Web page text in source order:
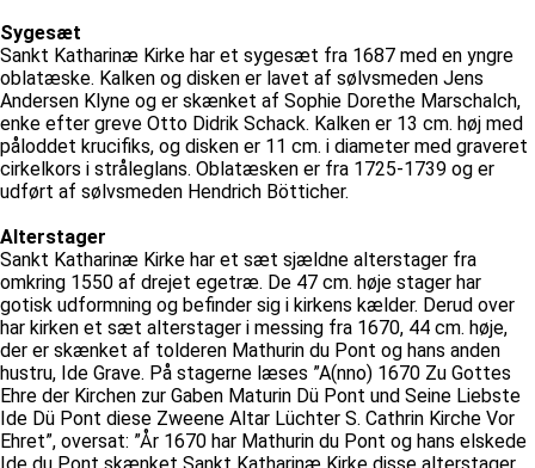
Sygesæt
Sankt Katharinæ Kirke har et sygesæt fra 1687 med en yngre
oblatæske. Kalken og disken er lavet af sølvsmeden Jens
Andersen Klyne og er skænket af Sophie Dorethe Marschalch,
enke efter greve Otto Didrik Schack. Kalken er 13 cm. høj med
påloddet krucifiks, og disken er 11 cm. i diameter med graveret
cirkelkors i stråleglans. Oblatæsken er fra 1725-1739 og er
udført af sølvsmeden Hendrich Bötticher.
Alterstager
Sankt Katharinæ Kirke har et sæt sjældne alterstager fra
omkring 1550 af drejet egetræ. De 47 cm. høje stager har
gotisk udformning og befinder sig i kirkens kælder. Derud over
har kirken et sæt alterstager i messing fra 1670, 44 cm. høje,
der er skænket af tolderen Mathurin du Pont og hans anden
hustru, Ide Grave. På stagerne læses ”A(nno) 1670 Zu Gottes
Ehre der Kirchen zur Gaben Maturin Dü Pont und Seine Liebste
Ide Dü Pont diese Zweene Altar Lüchter S. Cathrin Kirche Vor
Ehret”, oversat: ”År 1670 har Mathurin du Pont og hans elskede
Ide du Pont skænket Sankt Katharinæ Kirke disse alterstager